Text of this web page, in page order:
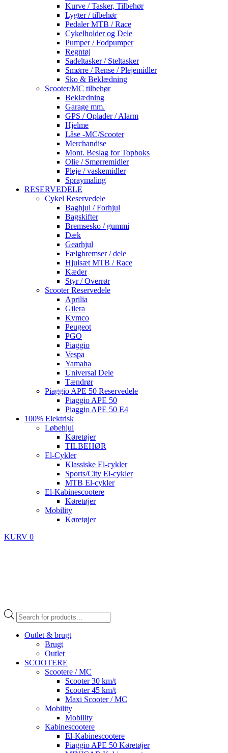
Kurve / Tasker, Tilbehør
Lygter / tilbehør
Pedaler MTB / Race
Cykelholder og Dele
Pumper / Fodpumper
Regntøj
Sadeltasker / Steltasker
Smørre / Rense / Plejemidler
Sko & Beklædning
Scooter/MC tilbehør
Beklædning
Garage mm.
GPS / Oplader / Alarm
Hjelme
Låse -MC/Scooter
Merchandise
Mont. Beslag for Topboks
Olie / Smørremidler
Pleje / vaskemidler
Spraymaling
RESERVEDELE
Cykel Reservedele
Baghjul / Forhjul
Bagskifter
Bremsesko / gummi
Dæk
Gearhjul
Fælgbremser / dele
Hjulsæt MTB / Race
Kæder
Styr / Overrør
Scooter Reservedele
Aprilia
Gilera
Kymco
Peugeot
PGO
Piaggio
Vespa
Yamaha
Universal Dele
Tændrør
Piaggio APE 50 Reservedele
Piaggio APE 50
Piaggio APE 50 E4
100% Elektrisk
Løbehjul
Køretøjer
TILBEHØR
El-Cykler
Klassiske El-cykler
Sports/City El-cykler
MTB El-cykler
El-Kabinescootere
Køretøjer
Mobility
Køretøjer
KURV 0
Products
search
Outlet & brugt
Brugt
Outlet
SCOOTERE
Scootere / MC
Scooter 30 km/t
Scooter 45 km/t
Maxi Scooter / MC
Mobility
Mobility
Kabinescootere
El-Kabinescootere
Piaggio APE 50 Køretøjer